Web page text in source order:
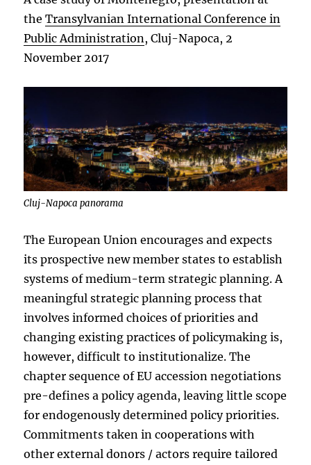
theTransylvanian International Conference in
Public Administration, Cluj-Napoca, 2
November 2017
Cluj-Napoca panorama
The European Union encourages and expects
its prospective new member states to establish
systems of medium-term strategic planning. A
meaningful strategic planning process that
involves informed choices of priorities and
changing existing practices of policymaking is,
however, difficult to institutionalize. The
chapter sequence of EU accession negotiations
pre-defines a policy agenda, leaving little scope
for endogenously determined policy priorities.
Commitments taken in cooperations with
other external donors / actors require tailored